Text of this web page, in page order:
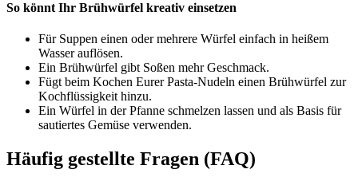
So könnt Ihr Brühwürfel kreativ einsetzen
Für Suppen einen oder mehrere Würfel einfach in heißem
Wasser auflösen.
Ein Brühwürfel gibt Soßen mehr Geschmack.
Fügt beim Kochen Eurer Pasta-Nudeln einen Brühwürfel zur
Kochflüssigkeit hinzu.
Ein Würfel in der Pfanne schmelzen lassen und als Basis für
sautiertes Gemüse verwenden.
Häufig gestellte Fragen (FAQ)